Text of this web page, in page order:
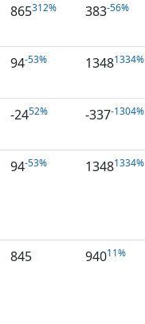
865312% 383-56%
94-53% 13481334%
-2452% -337-1304%
94-53% 13481334%
845 94011%